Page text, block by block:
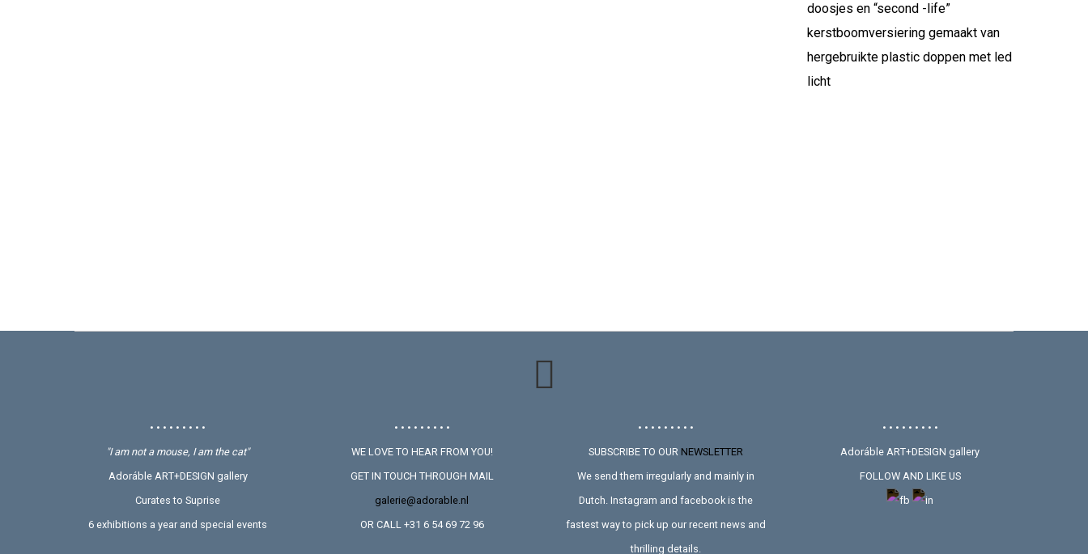
doosjes en “second -life”
kerstboomversiering gemaakt van
hergebruikte plastic doppen met led
licht
• • • • • • • • •
"I am not a mouse, I am the cat"
Adoráble ART+DESIGN gallery
Curates to Suprise
6 exhibitions a year and special events
• • • • • • • • •
WE LOVE TO HEAR FROM YOU!
GET IN TOUCH THROUGH MAIL
galerie@adorable.nl
OR CALL +31 6 54 69 72 96
• • • • • • • • •
SUBSCRIBE TO OURNEWSLETTER
We send them irregularly and mainly in
Dutch. Instagram and facebook is the
fastest way to pick up our recent news and
thrilling details.
• • • • • • • • •
Adoráble ART+DESIGN gallery
FOLLOW AND LIKE US